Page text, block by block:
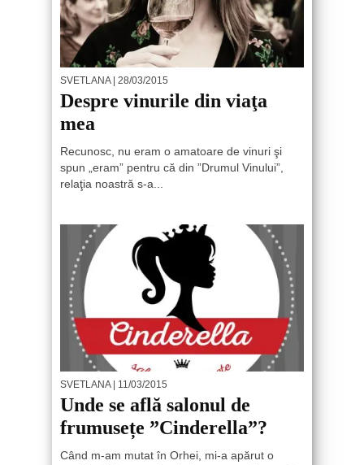
SVETLANA| 28/03/2015
Despre vinurile din viaţa
mea
Recunosc, nu eram o amatoare de vinuri şi
spun „eram” pentru că din ”Drumul Vinului”,
relaţia noastră s-a...
SVETLANA| 11/03/2015
Unde se află salonul de
frumusețe ”Cinderella”?
Când m-am mutat în Orhei, mi-a apărut o